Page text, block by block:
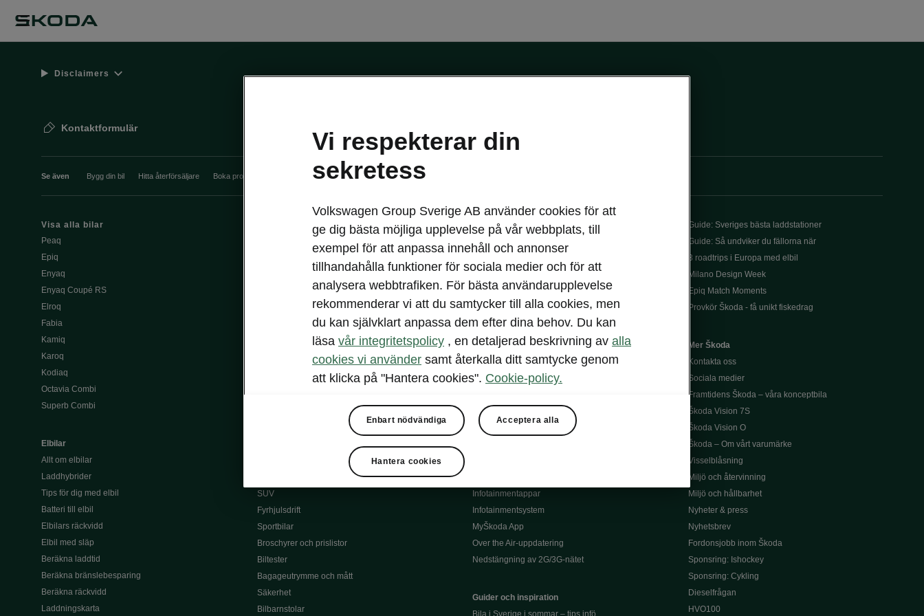
Disclaimers
Kontaktformulär
Se även Bygg din bil Hitta återförsäljare Boka provkörning Våra erbjudanden Privatleasing online
Visa alla bilar
Peaq
Epiq
Enyaq
Enyaq Coupé RS
Elroq
Fabia
Kamiq
Karoq
Kodiaq
Octavia Combi
Superb Combi
Elbilar
Allt om elbilar
Laddhybrider
Tips för dig med elbil
Batteri till elbil
Elbilars räckvidd
Elbil med släp
Beräkna laddtid
Beräkna bränslebesparing
Beräkna räckvidd
Laddningskarta
Ladda elbil publikt
Begagnade bilar
Välj rätt finansiering
Serviceavtal och försäkring
SUV
Fyrhjulsdrift
Sportbilar
Broschyrer och prislistor
Biltester
Bagageutrymme och mått
Säkerhet
Bilbarnstolar
Service och din bil
Škoda Service
Originaldelar
Vägassistans
Serviceavtal
Bli testpilot service
Däck
Instruktionsbok till din Škoda
Information om batterier
Garantier
Infotainmentappar
Infotainmentsystem
MyŠkoda App
Over the Air-uppdatering
Nedstängning av 2G/3G-nätet
Guider och inspiration
Bila i Sverige i sommar – tips infö
Guide: Sveriges bästa laddstationer
Guide: Så undviker du fällorna när
3 roadtrips i Europa med elbil
Milano Design Week
Epiq Match Moments
Provkör Škoda - få unikt fiskedrag
Mer Škoda
Kontakta oss
Sociala medier
Framtidens Škoda – våra konceptbila
Škoda Vision 7S
Škoda Vision O
Škoda – Om vårt varumärke
Visselblåsning
Miljö och återvinning
Miljö och hållbarhet
Nyheter & press
Nyhetsbrev
Fordonsjobb inom Škoda
Sponsring: Ishockey
Sponsring: Cykling
Dieselfrågan
HVO100
Vi respekterar din
sekretess
Volkswagen Group Sverige AB använder cookies för att
ge dig bästa möjliga upplevelse på vår webbplats, till
exempel för att anpassa innehåll och annonser
tillhandahålla funktioner för sociala medier och för att
analysera webbtrafiken. För bästa användarupplevelse
rekommenderar vi att du samtycker till alla cookies, men
du kan självklart anpassa dem efter dina behov. Du kan
läsa vår integritetspolicy , en detaljerad beskrivning av alla
cookies vi använder samt återkalla ditt samtycke genom
att klicka på "Hantera cookies". Cookie-policy.
Enbart nödvändiga Acceptera alla
Hantera cookies